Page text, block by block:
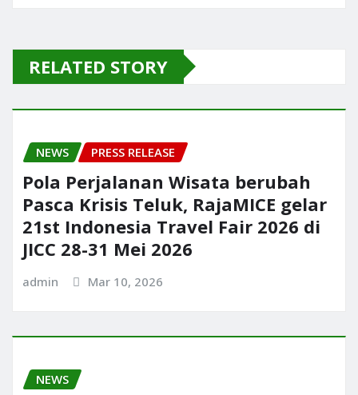
RELATED STORY
NEWS PRESS RELEASE
Pola Perjalanan Wisata berubah
Pasca Krisis Teluk, RajaMICE gelar
21st Indonesia Travel Fair 2026 di
JICC 28-31 Mei 2026
admin Mar 10, 2026
NEWS